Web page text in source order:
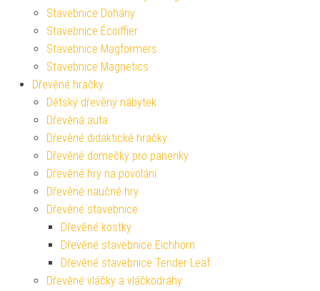
Stavebnice Dohány
Stavebnice Écoiffier
Stavebnice Magformers
Stavebnice Magnetics
Dřevěné hračky
Dětský dřevěný nábytek
Dřevěná auta
Dřevěné didaktické hračky
Dřevěné domečky pro panenky
Dřevěné hry na povolání
Dřevěné naučné hry
Dřevěné stavebnice
Dřevěné kostky
Dřevěné stavebnice Eichhorn
Dřevěné stavebnice Tender Leaf
Dřevěné vláčky a vláčkodráhy